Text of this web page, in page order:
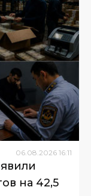
06 08 2026 16:11
на 42,5